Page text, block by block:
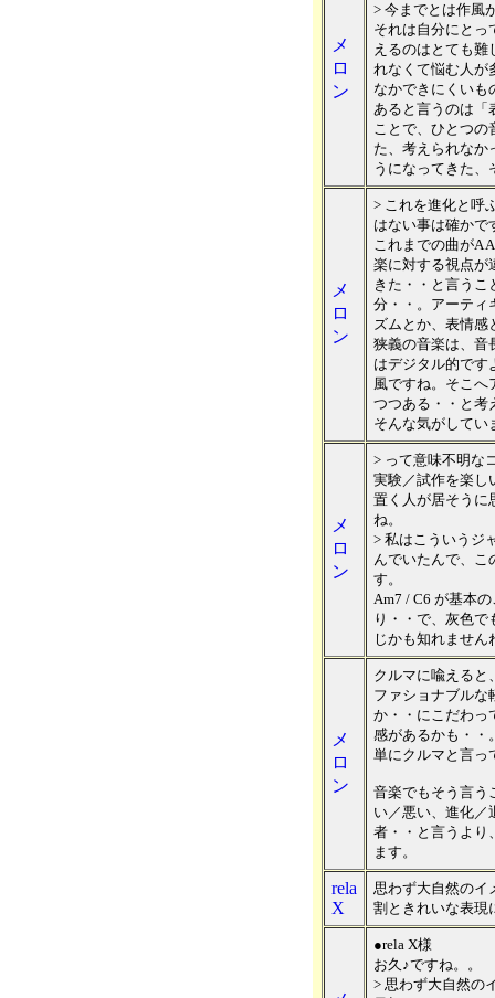
メ
ロ
ン
> 今までとは作風
それは自分にとっ
えるのはとても難
れなくて悩む人が
なかできにくいも
あると言うのは「
ことで、ひとつの
た、考えられなか
うになってきた、
メ
ロ
ン
> これを進化と呼
はない事は確かで
これまでの曲がA
楽に対する視点が
きた・・と言うこ
分・・。アーティ
ズムとか、表情感
狭義の音楽は、音
はデジタル的です
風ですね。そこへ
つつある・・と考
そんな気がしてい
メ
ロ
ン
> って意味不明な
実験／試作を楽し
置く人が居そうに
ね。
> 私はこういうジ
んでいたんで、こ
す。
Am7 / C6 が基本
り・・で、灰色で
じかも知れません
メ
ロ
ン
クルマに喩えると
ファショナブルな
か・・にこだわっ
感があるかも・・
単にクルマと言っ
音楽でもそう言う
い／悪い、進化／
者・・と言うより
ます。
rela
X
思わず大自然のイ
割ときれいな表現
●rela X様
お久♪ですね。。
> 思わず大自然の